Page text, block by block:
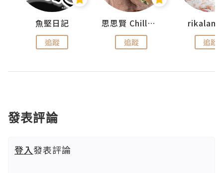
魚堅日記
追蹤
思思賢 ChillMyBabe
追蹤 追蹤
發表評論
登入發表評論